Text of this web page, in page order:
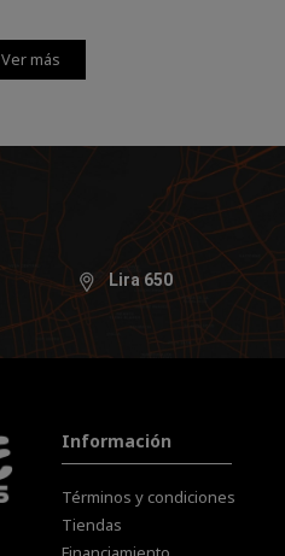
Ver más
Lira 650
Información
Términos y condiciones
Tiendas